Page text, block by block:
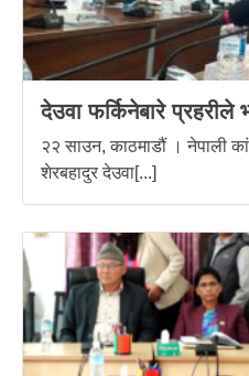
देउवा फर्किनेबारे प्रहरीले
२२ साउन, काठमाडौं । नेपाली
शेरबहादुर देउवा[...]